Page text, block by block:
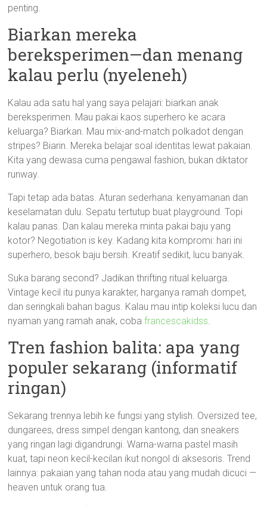
penting.
Biarkan mereka
bereksperimen—dan menang
kalau perlu (nyeleneh)
Kalau ada satu hal yang saya pelajari: biarkan anak
bereksperimen. Mau pakai kaos superhero ke acara
keluarga? Biarkan. Mau mix-and-match polkadot dengan
stripes? Biarin. Mereka belajar soal identitas lewat pakaian.
Kita yang dewasa cuma pengawal fashion, bukan diktator
runway.
Tapi tetap ada batas. Aturan sederhana: kenyamanan dan
keselamatan dulu. Sepatu tertutup buat playground. Topi
kalau panas. Dan kalau mereka minta pakai baju yang
kotor? Negotiation is key. Kadang kita kompromi: hari ini
superhero, besok baju bersih. Kreatif sedikit, lucu banyak.
Suka barang second? Jadikan thrifting ritual keluarga.
Vintage kecil itu punya karakter, harganya ramah dompet,
dan seringkali bahan bagus. Kalau mau intip koleksi lucu dan
nyaman yang ramah anak, cobafrancescakidss.
Tren fashion balita: apa yang
populer sekarang (informatif
ringan)
Sekarang trennya lebih ke fungsi yang stylish. Oversized tee,
dungarees, dress simpel dengan kantong, dan sneakers
yang ringan lagi digandrungi. Warna-warna pastel masih
kuat, tapi neon kecil-kecilan ikut nongol di aksesoris. Trend
lainnya: pakaian yang tahan noda atau yang mudah dicuci —
heaven untuk orang tua.